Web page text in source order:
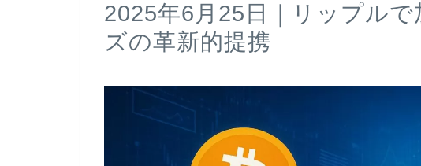
2025年6月25日｜リップル
ズの革新的提携